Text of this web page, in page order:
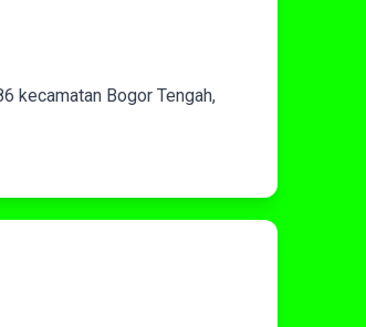
kecamatan Bogor Tengah,